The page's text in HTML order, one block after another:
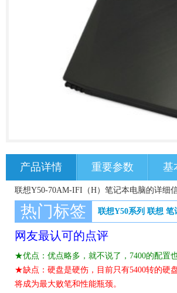
产品详情 重要参数 基
联想Y50-70AM-IFI（H）笔记本电脑的详细
热门标签 联想Y50系列 联想 笔
网友最认可的点评
★优点：优点略多，就不说了，7400的配置
★缺点：硬盘是硬伤，目前只有5400转的硬
将成为最大败笔和性能瓶颈。